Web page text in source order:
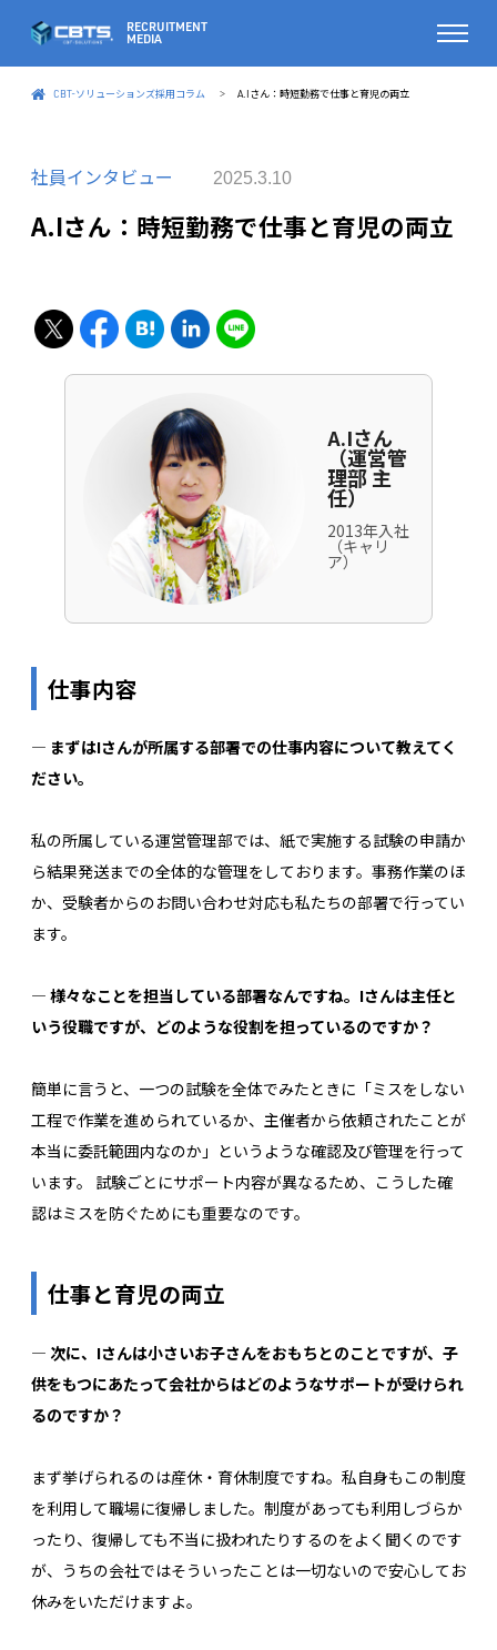
CBT-ソリューションズ採用コラム > A.Iさん：時短勤務で仕事と育児の両立
社員インタビュー 2025.3.10
A.Iさん：時短勤務で仕事と育児の両立
A.Iさん
（運営管
理部 主
任）
2013年入社
（キャリ
ア）
仕事内容
― まずはIさんが所属する部署での仕事内容について教えてく
ださい。
私の所属している運営管理部では、紙で実施する試験の申請か
ら結果発送までの全体的な管理をしております。事務作業のほ
か、受験者からのお問い合わせ対応も私たちの部署で行ってい
ます。
― 様々なことを担当している部署なんですね。Iさんは主任と
いう役職ですが、どのような役割を担っているのですか？
簡単に言うと、一つの試験を全体でみたときに「ミスをしない
工程で作業を進められているか、主催者から依頼されたことが
本当に委託範囲内なのか」というような確認及び管理を行って
います。 試験ごとにサポート内容が異なるため、こうした確
認はミスを防ぐためにも重要なのです。
仕事と育児の両立
― 次に、Iさんは小さいお子さんをおもちとのことですが、子
供をもつにあたって会社からはどのようなサポートが受けられ
るのですか？
まず挙げられるのは産休・育休制度ですね。私自身もこの制度
を利用して職場に復帰しました。制度があっても利用しづらか
ったり、復帰しても不当に扱われたりするのをよく聞くのです
が、うちの会社ではそういったことは一切ないので安心してお
休みをいただけますよ。